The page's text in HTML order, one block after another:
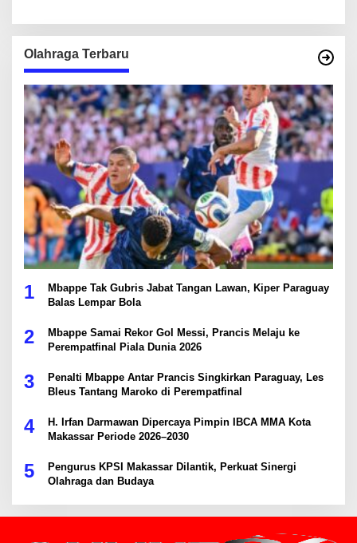
Olahraga Terbaru
1
Mbappe Tak Gubris Jabat Tangan Lawan, Kiper Paraguay
Balas Lempar Bola
2
Mbappe Samai Rekor Gol Messi, Prancis Melaju ke
Perempatfinal Piala Dunia 2026
3
Penalti Mbappe Antar Prancis Singkirkan Paraguay, Les
Bleus Tantang Maroko di Perempatfinal
4
H. Irfan Darmawan Dipercaya Pimpin IBCA MMA Kota
Makassar Periode 2026–2030
5
Pengurus KPSI Makassar Dilantik, Perkuat Sinergi
Olahraga dan Budaya